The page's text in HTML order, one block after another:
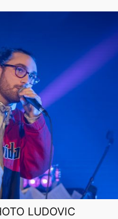
m
n
v
o
LUDOVIC